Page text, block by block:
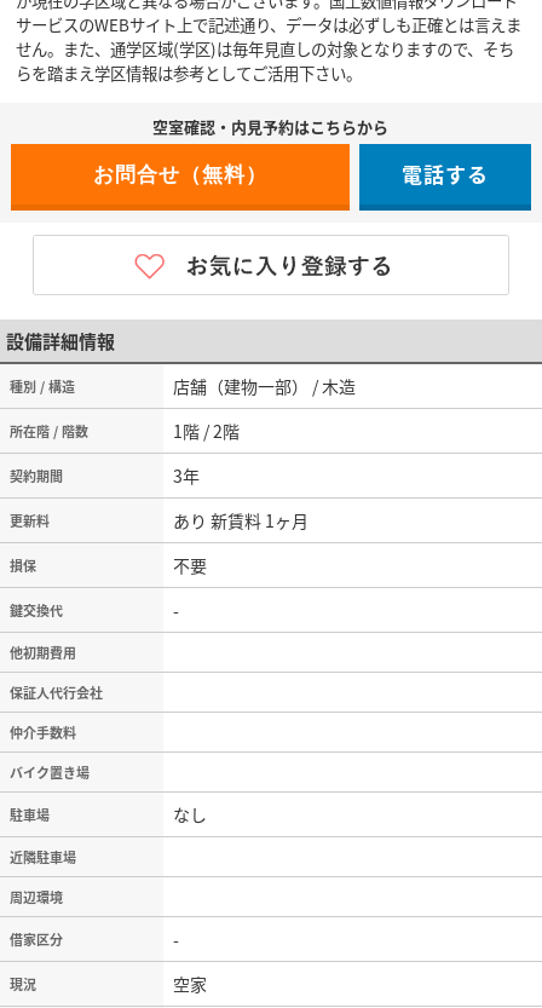
サービスのWEBサイト上で記述通り、データは必ずしも正確とは言えま
せん。また、通学区域(学区)は毎年見直しの対象となりますので、そち
らを踏まえ学区情報は参考としてご活用下さい。
空室確認・内見予約はこちらから
電話する
設備詳細情報
種別 / 構造 店舗（建物一部） / 木造
所在階 / 階数 1階 / 2階
契約期間 3年
更新料 あり 新賃料 1ヶ月
損保 不要
鍵交換代 -
他初期費用
保証人代行会社
仲介手数料
バイク置き場
駐車場 なし
近隣駐車場
周辺環境
借家区分 -
現況 空家